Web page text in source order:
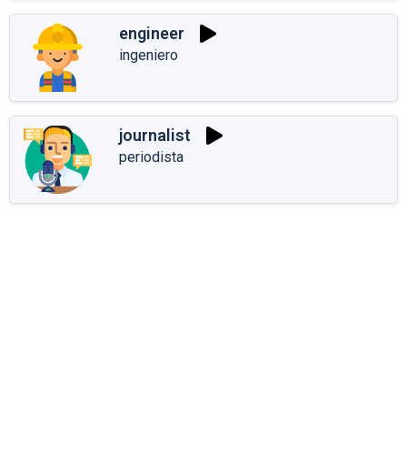
engineer
ingeniero
journalist
periodista